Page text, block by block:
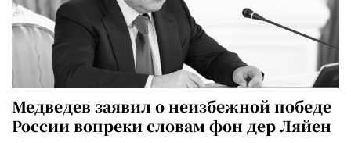
Медведев заявил о неизбежной победе
России вопреки словам фон дер Ляйен